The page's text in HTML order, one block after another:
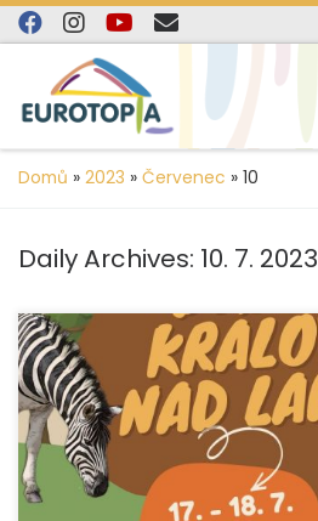
content
Skip to content
Domů » 2023 » Červenec » 10
Daily Archives: 10. 7. 2023